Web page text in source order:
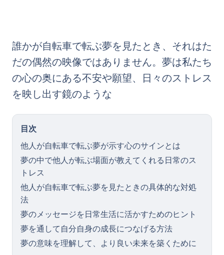
誰かが自転車で転ぶ夢を見たとき、それはた
だの偶然の映像ではありません。夢は私たち
の心の奥にある不安や願望、日々のストレス
を映し出す鏡のような
目次
他人が自転車で転ぶ夢が示す心のサインとは
夢の中で他人が転ぶ場面が教えてくれる日常のス
トレス
他人が自転車で転ぶ夢を見たときの具体的な対処
法
夢のメッセージを日常生活に活かすためのヒント
夢を通して自分自身の成長につなげる方法
夢の意味を理解して、より良い未来を築くために